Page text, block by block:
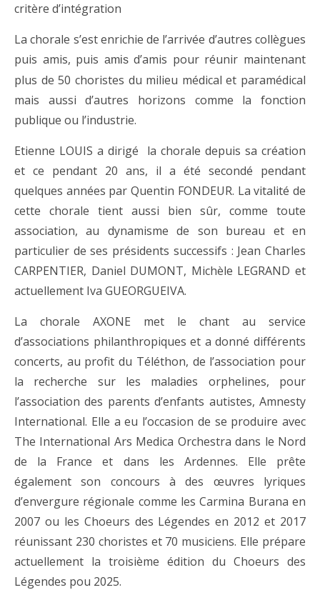
critère d’intégration
La chorale s’est enrichie de l’arrivée d’autres collègues
puis amis, puis amisd’amis pour réunir maintenant
plus de 50 choristes du milieu médical et paramédical
mais aussi d’autres horizons comme la fonction
publique ou l’industrie.
Etienne LOUIS a dirigé la chorale depuis sa création
et ce pendant 20 ans, il a été secondé pendant
quelques années par Quentin FONDEUR. La vitalité de
cette chorale tient aussi bien sûr, comme toute
association, au dynamisme de son bureau et en
particulier de ses présidents successifs : Jean Charles
CARPENTIER, Daniel DUMONT, Michèle LEGRAND et
actuellement Iva GUEORGUEIVA.
La chorale AXONE met le chant au service
d’associations philanthropiques et a donné différents
concerts, au profit du Téléthon, de l’association pour
la recherche sur les maladies orphelines, pour
l’association des parents d’enfants autistes, Amnesty
International. Elle a eu l’occasion de se produire avec
The International Ars Medica Orchestra dans le Nord
de la France et dans les Ardennes. Elle prête
également son concours à des œuvres lyriques
d’envergure régionale comme les Carmina Burana en
2007 ou les Choeurs des Légendes en 2012 et 2017
réunissant 230 choristes et 70 musiciens. Elle prépare
actuellement la troisième édition du Choeurs des
Légendes pou 2025.